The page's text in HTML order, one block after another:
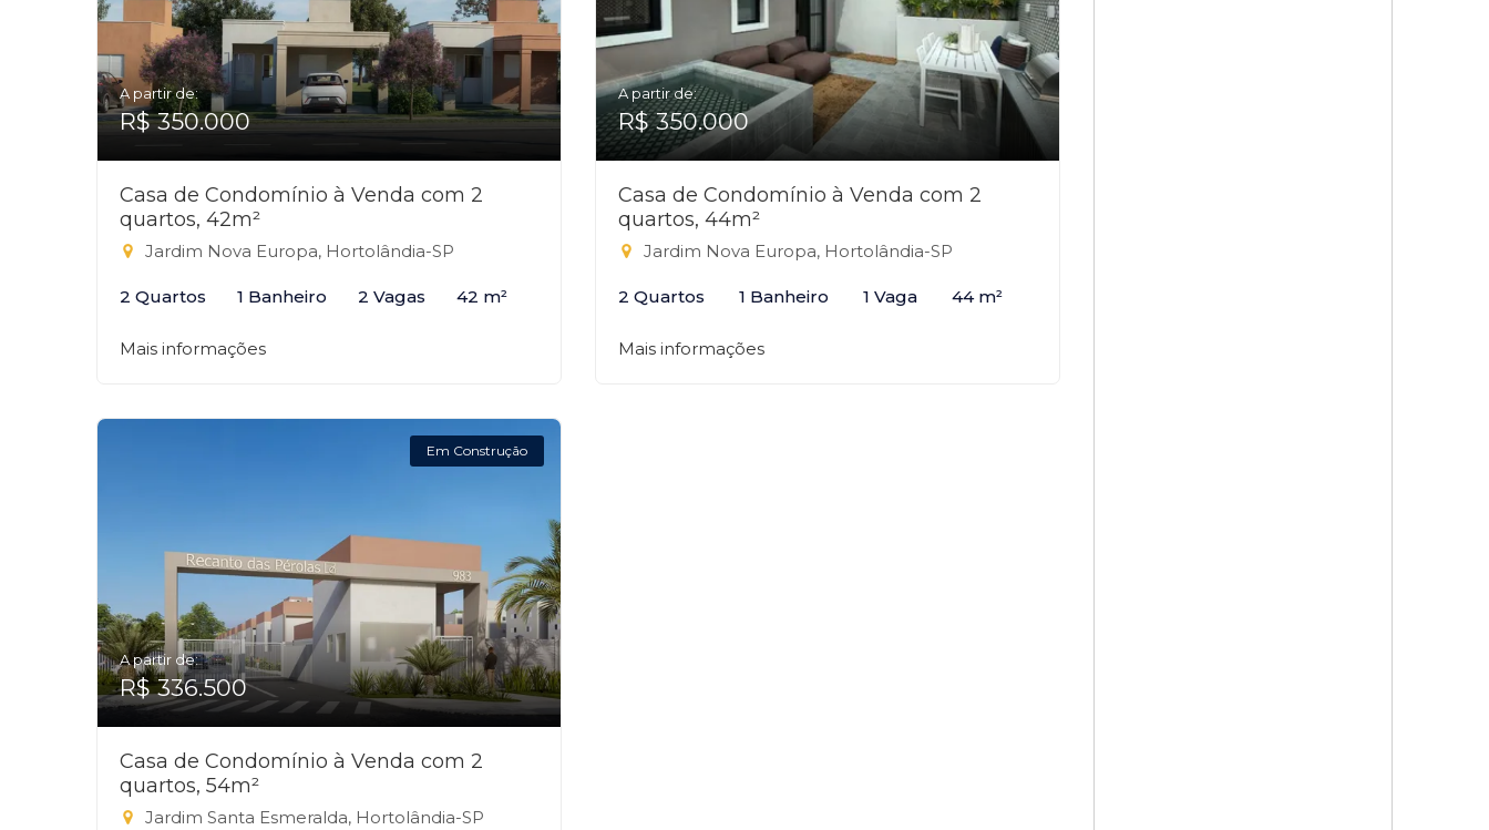
A partir de:
R$ 350.000
Casa de Condomínio à Venda com 2
quartos, 42m²
Jardim Nova Europa, Hortolândia-SP
2 Quartos 1 Banheiro 2 Vagas 42 m²
Mais informações
A partir de:
R$ 350.000
Casa de Condomínio à Venda com 2
quartos, 44m²
Jardim Nova Europa, Hortolândia-SP
2 Quartos 1 Banheiro 1 Vaga 44 m²
Mais informações
Em Construção
A partir de:
R$ 336.500
Casa de Condomínio à Venda com 2
quartos, 54m²
Jardim Santa Esmeralda, Hortolândia-SP